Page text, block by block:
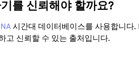
를 신뢰해야 할까요?
시간대 데이터베이스를 사용합니다.
고 신뢰할 수 있는 출처입니다.